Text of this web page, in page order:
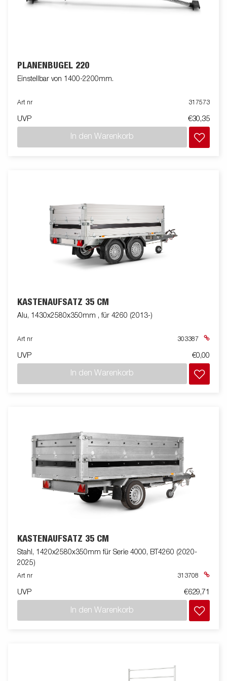
PLANENBÜGEL 220
Einstellbar von 1400-2200mm.
Art nr 317573
UVP €30,35
In den Warenkorb
KASTENAUFSATZ 35 CM
Alu, 1430x2580x350mm , für 4260 (2013-)
Art nr 303387
UVP €0,00
In den Warenkorb
KASTENAUFSATZ 35 CM
Stahl, 1420x2580x350mm für Serie 4000, BT4260 (2020-
2025)
Art nr 313708
UVP €629,71
In den Warenkorb